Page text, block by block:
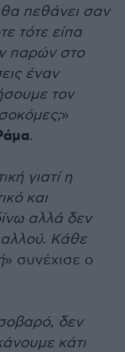
πεθάνει σαν
τότε είπα
παρών στο
έναν
τον
»
.
γιατί η
και
αλλά δεν
Κάθε
» συνέχισε ο
σοβαρό, δεν
κάτι